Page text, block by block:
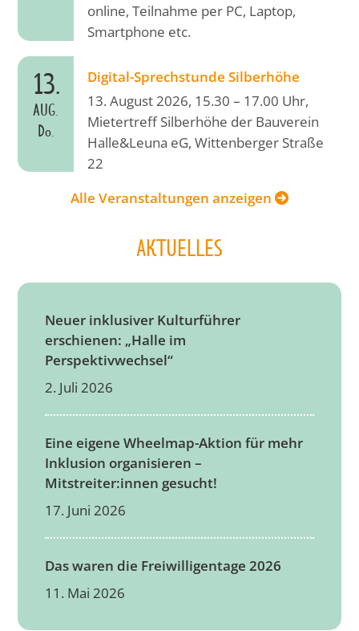
online, Teilnahme per PC, Laptop,
Smartphone etc.
13.
AUG.
Do.
Digital-Sprechstunde Silberhöhe
13. August 2026, 15.30 – 17.00 Uhr,
Mietertreff Silberhöhe der Bauverein
Halle&Leuna eG, Wittenberger Straße
22
Alle Veranstaltungen anzeigen
AKTUELLES
Neuer inklusiver Kulturführer
erschienen: „Halle im
Perspektivwechsel“
2. Juli 2026
Eine eigene Wheelmap-Aktion für mehr
Inklusion organisieren –
Mitstreiter:innen gesucht!
17. Juni 2026
Das waren die Freiwilligentage 2026
11. Mai 2026